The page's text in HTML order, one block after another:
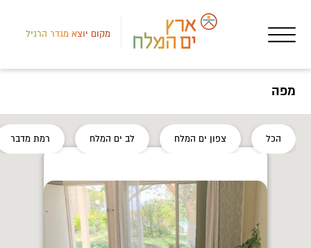
מקום יוצא מגדר הרגיל
מפה
הכל צפון ים המלח לב ים המלח רמת מדבר